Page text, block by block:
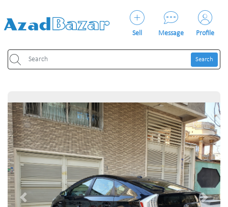
Sell Message Profile
Search
Previous Next